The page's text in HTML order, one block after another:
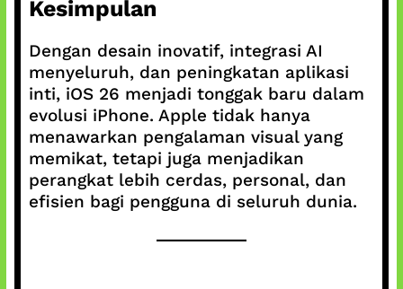
Kesimpulan
Dengan desain inovatif, integrasi AI
menyeluruh, dan peningkatan aplikasi
inti, iOS 26 menjadi tonggak baru dalam
evolusi iPhone. Apple tidak hanya
menawarkan pengalaman visual yang
memikat, tetapi juga menjadikan
perangkat lebih cerdas, personal, dan
efisien bagi pengguna di seluruh dunia.